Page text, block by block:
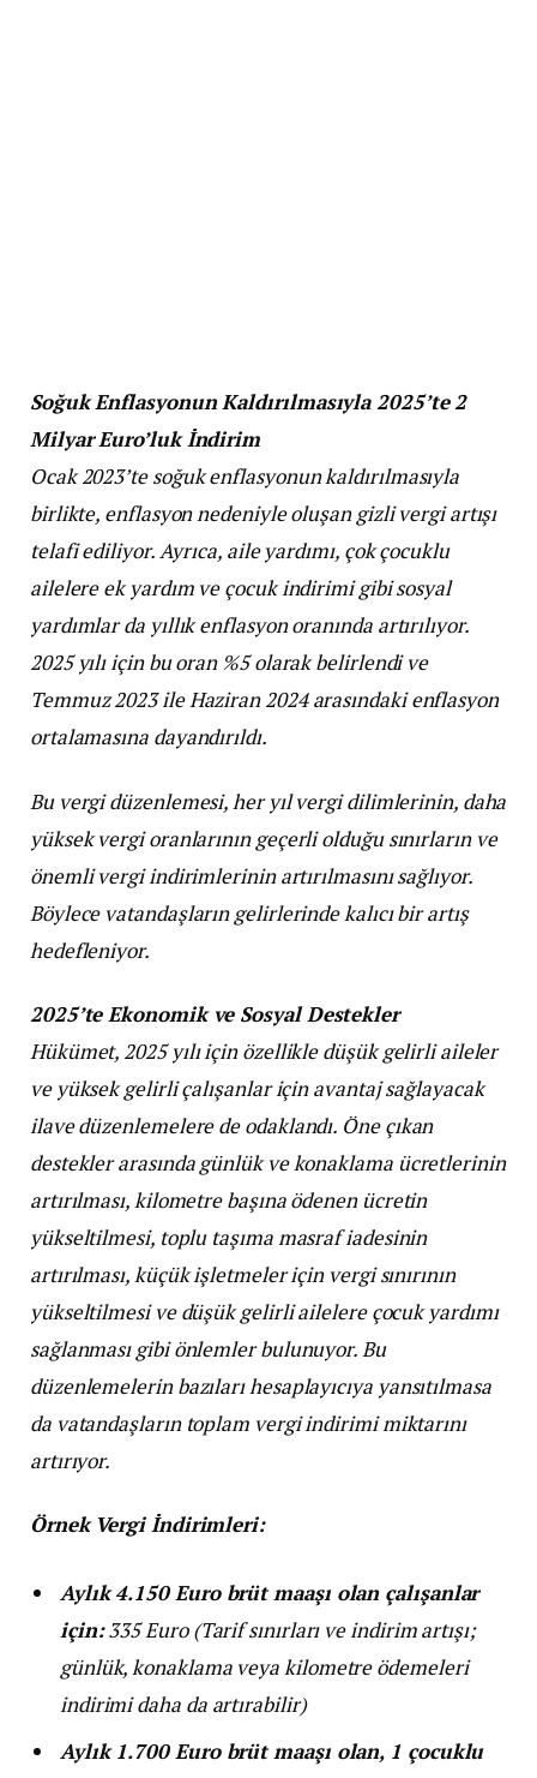
Soğuk Enflasyonun Kaldırılmasıyla 2025’te 2
Milyar Euro’luk İndirim
Ocak 2023’te soğuk enflasyonun kaldırılmasıyla
birlikte, enflasyon nedeniyle oluşan gizli vergi artışı
telafi ediliyor. Ayrıca, aile yardımı, çok çocuklu
ailelere ek yardım ve çocuk indirimi gibi sosyal
yardımlar da yıllık enflasyon oranında artırılıyor.
2025 yılı için bu oran %5 olarak belirlendi ve
Temmuz 2023 ile Haziran 2024 arasındaki enflasyon
ortalamasına dayandırıldı.
Bu vergi düzenlemesi, her yıl vergi dilimlerinin, daha
yüksek vergi oranlarının geçerli olduğu sınırların ve
önemli vergi indirimlerinin artırılmasını sağlıyor.
Böylece vatandaşların gelirlerinde kalıcı bir artış
hedefleniyor.
2025’te Ekonomik ve Sosyal Destekler
Hükümet, 2025 yılı için özellikle düşük gelirli aileler
ve yüksek gelirli çalışanlar için avantaj sağlayacak
ilave düzenlemelere de odaklandı. Öne çıkan
destekler arasında günlük ve konaklama ücretlerinin
artırılması, kilometre başına ödenen ücretin
yükseltilmesi, toplu taşıma masraf iadesinin
artırılması, küçük işletmeler için vergi sınırının
yükseltilmesi ve düşük gelirli ailelere çocuk yardımı
sağlanması gibi önlemler bulunuyor. Bu
düzenlemelerin bazıları hesaplayıcıya yansıtılmasa
da vatandaşların toplam vergi indirimi miktarını
artırıyor.
Örnek Vergi İndirimleri:
Aylık 4.150 Euro brüt maaşı olan çalışanlar
için:335 Euro (Tarif sınırları ve indirim artışı;
günlük, konaklama veya kilometre ödemeleri
indirimi daha da artırabilir)
Aylık 1.700 Euro brüt maaşı olan, 1 çocuklu